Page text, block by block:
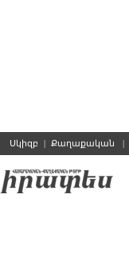
Սկիզբ | Քաղաքական |